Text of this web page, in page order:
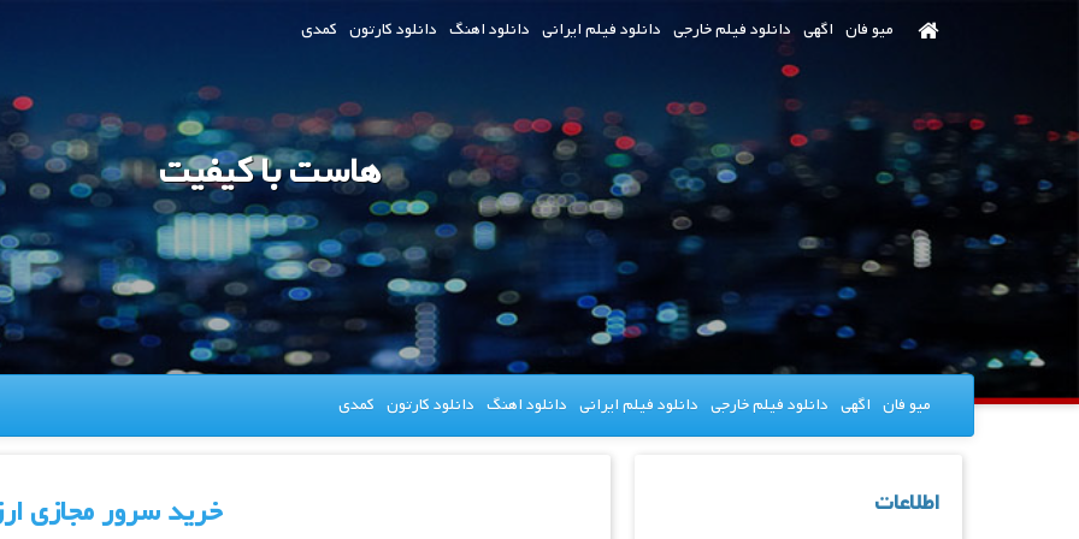
میو فان اگهی دانلود فیلم خارجی دانلود فیلم ایرانی دانلود اهنگ دانلود کارتون کمدی
هاست با کیفیت
میو فان اگهی دانلود فیلم خارجی دانلود فیلم ایرانی دانلود اهنگ دانلود کارتون کمدی
خرید سرور مجازی اطلاعات